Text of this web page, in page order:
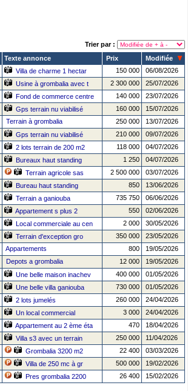
Trier par :
Texte annonce Prix
Modifiée
Villa de charme 1 hectar 150 000
06/08/2026
Usine à grombalia avec t 2 300 000
25/07/2026
Fond de commerce centre 140 000
23/07/2026
Gps terrain nu viabilisé 160 000
15/07/2026
Terrain à grombalia 250 000
13/07/2026
Gps terrain nu viabilisé 210 000
09/07/2026
2 lots terrain de 200 m2 118 000
04/07/2026
Bureaux haut standing 1 250
04/07/2026
Terrain agricole sas 2 500 000
03/07/2026
Bureau haut standing 850
13/06/2026
Terrain a ganiouba 735 750
06/06/2026
Appartement s plus 2 550
02/06/2026
Local commerciale au cen 2 000
30/05/2026
Terrain d'exception gro 350 000
23/05/2026
Appartements 800
19/05/2026
Depots a grombalia 12 000
19/05/2026
Une belle maison inachev 400 000
01/05/2026
Une belle villa ganiouba 730 000
01/05/2026
2 lots jumelés 260 000
24/04/2026
Un local commercial 3 000
24/04/2026
Appartement au 2 ème éta 470
18/04/2026
Villa s3 avec un terrain 250 000
11/04/2026
Grombalia 3200 m2 22 400
03/03/2026
Villa de 250 mc à gr 500 000
19/02/2026
Pres grombalia 2200 26 400 15/02/2026